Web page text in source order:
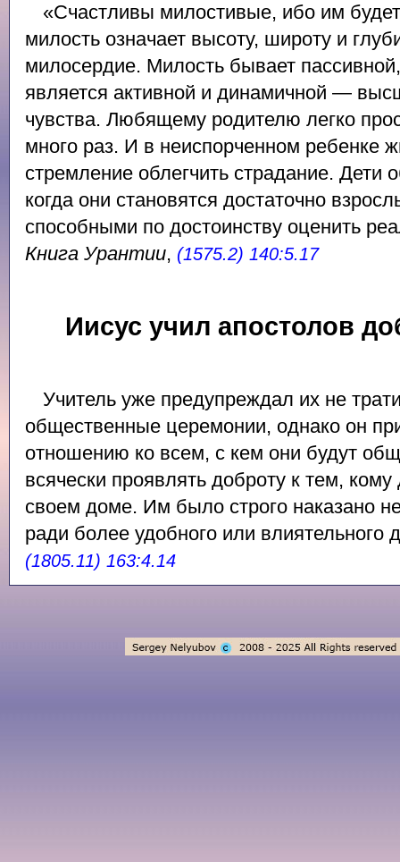
«Счастливы милостивые, ибо им
милость означает высоту, широту и
милосердие. Милость бывает
является активной и динамичной —
чувства. Любящему родителю легко
много раз. И в неиспорченном ребенке
стремление облегчить страдание.
когда они становятся достаточно
способными по достоинству оценить
Книга Урантии, (1575.2) 140:5.17
Иисус учил апостолов
Учитель уже предупреждал их не
общественные церемонии, однако он
отношению ко всем, с кем они будут
всячески проявлять доброту к тем,
своем доме. Им было строго наказано
ради более удобного или влиятельного
(1805.11) 163:4.14